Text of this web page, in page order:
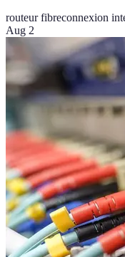
routeur fibreconnexion
Aug 2